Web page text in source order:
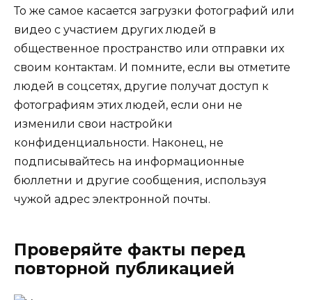
То же самое касается загрузки фотографий или
видео с участием других людей в
общественное пространство или отправки их
своим контактам. И помните, если вы отметите
людей в соцсетях, другие получат доступ к
фотографиям этих людей, если они не
изменили свои настройки
конфиденциальности. Наконец, не
подписывайтесь на информационные
бюллетни и другие сообщения, используя
чужой адрес электронной почты.
Проверяйте факты перед
повторной публикацией